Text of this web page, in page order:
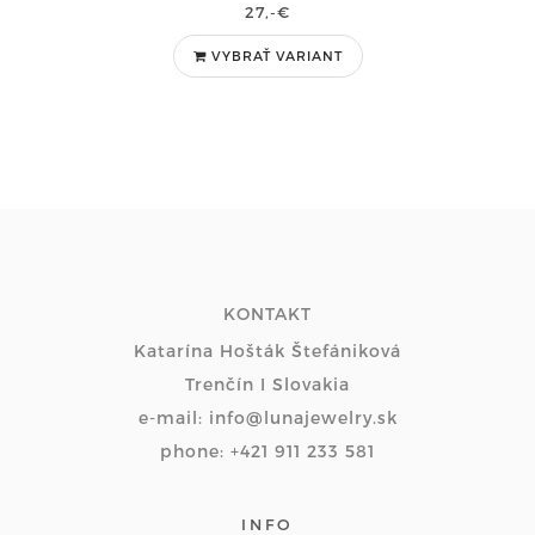
27,-€
VYBRAŤ VARIANT
KONTAKT
Katarína Hošták Štefániková
Trenčín I Slovakia
e-mail: info@lunajewelry.sk
phone: +421 911 233 581
INFO